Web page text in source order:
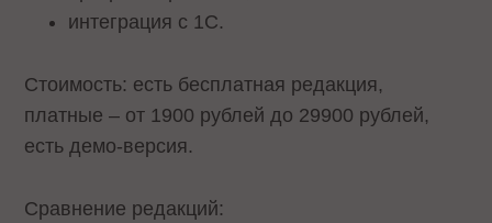
интеграция с 1С.
Стоимость: есть бесплатная редакция,
платные – от 1900 рублей до 29900 рублей,
есть демо-версия.
Сравнение редакций: